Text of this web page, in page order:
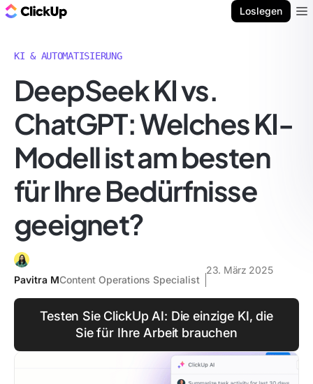
Loslegen
KI & AUTOMATISIERUNG
DeepSeek KI vs.
ChatGPT: Welches KI-
Modell ist am besten
für Ihre Bedürfnisse
geeignet?
Pavitra MContent Operations Specialist
23. März 2025
Testen Sie ClickUp AI: Die einzige KI, die
Sie für Ihre Arbeit brauchen